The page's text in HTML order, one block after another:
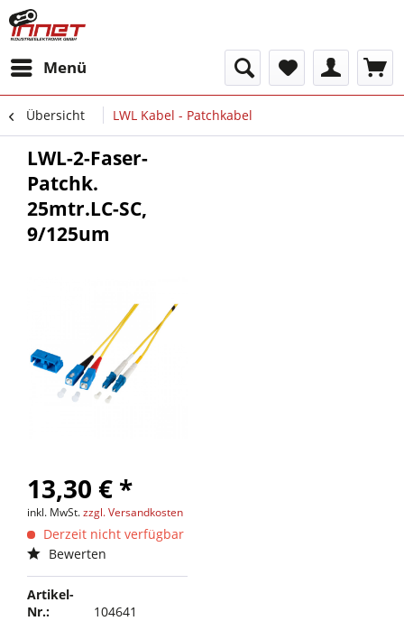
Menü
Übersicht LWL Kabel - Patchkabel
LWL-2-Faser-
Patchk.
25mtr.LC-SC,
9/125um
13,30 € *
inkl. MwSt.zzgl. Versandkosten
Derzeit nicht verfügbar
Bewerten
Artikel-
Nr.:
104641